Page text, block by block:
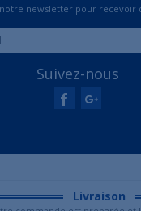
newsletter pour recevoir
Suivez-nous
Livraison